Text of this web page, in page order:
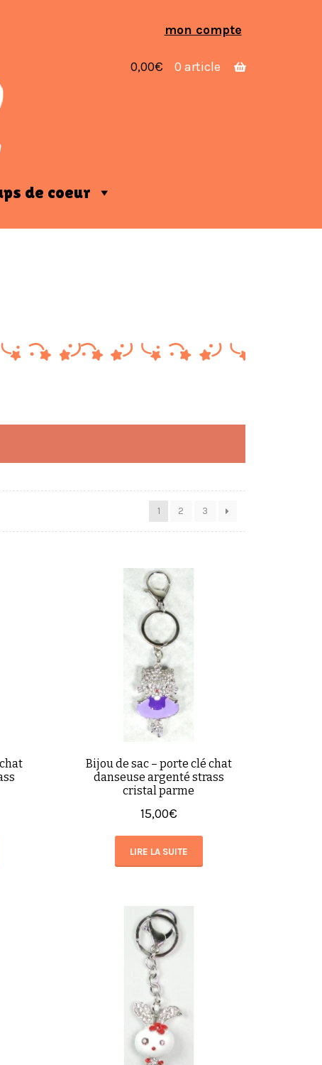
mon compte
0,00€ 0 article
de coeur
1 2 3
Bijou de sac – porte clé chat
danseuse argenté strass
cristal parme
15,00€
LIRE LA SUITE